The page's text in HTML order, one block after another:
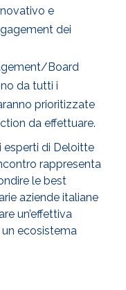
e
dei
Board
da tutti i
prioritizzate
da effettuare.
esperti di Deloitte
rappresenta
le best
aziende italiane
un’effettiva
ecosistema